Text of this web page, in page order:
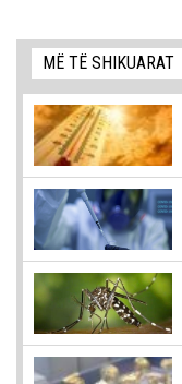
MË TË SHIKUARAT